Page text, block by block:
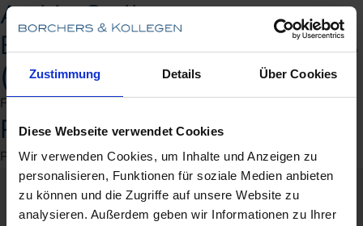
Zustimmung Details Über Cookies
Diese Webseite verwendet Cookies
Wir verwenden Cookies, um Inhalte und Anzeigen zu
personalisieren, Funktionen für soziale Medien anbieten
zu können und die Zugriffe auf unsere Website zu
analysieren. Außerdem geben wir Informationen zu Ihrer
Archiv:Stellen
Berater Mergers & Acquisitions
(m/w/d)
Festangestellte:r, Vollzeit, Münster
Praktikum
Praktikant:in, Vollzeit, Heimathafen